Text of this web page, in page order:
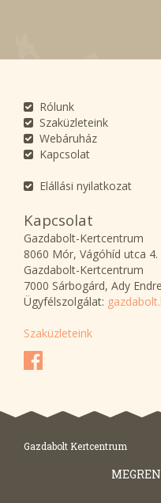
Rólunk
Szaküzleteink
Webáruház
Kapcsolat
Elállási nyilatkozat
Kapcsolat
Gazdabolt-Kertcentrum
8060 Mór, Vágóhíd utca 4.
Gazdabolt-Kertcentrum
7000 Sárbogárd,
Ügyfélszolgálat:
Szaküzleteink
Gazdabolt Kertcentrum